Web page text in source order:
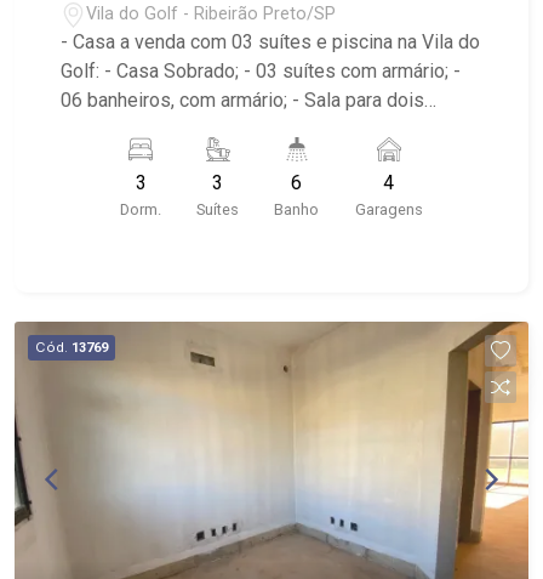
Vila do Golf - Ribeirão Preto/SP
- Casa a venda com 03 suítes e piscina na Vila do
Golf: - Casa Sobrado; - 03 suítes com armário; -
06 banheiros, com armário; - Sala para dois
Despensa; - Varanda gourmet; - Piscina aquecida
com hidro; - Sala íntima; - 04 vagas de garagem
sendo 02 cobertas; - Aquecedor Solar; - Quintal; -
playground e pista de caminhada; - Próximo ao
colégio Concept, Sabin e Shopping Iguatemi.
3
Dorm.
3
Suítes
6
Banho
4
Garagens
Cód. 13769